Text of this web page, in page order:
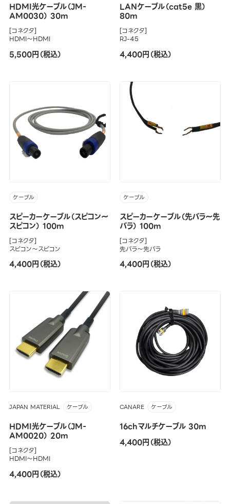
HDMI光ケーブル（JM-
AM0030） 30m
[コネクタ]
HDMI～HDMI
5,500円（税込）
LANケーブル（cat5e 黒）
80m
[コネクタ]
RJ-45
4,400円（税込）
ケーブル
スピーカーケーブル（スピコン～
スピコン） 100m
[コネクタ]
スピコン～スピコン
4,400円（税込）
ケーブル
スピーカーケーブル（先バラ～先
バラ） 100m
[コネクタ]
先バラ～先バラ
4,400円（税込）
JAPAN MATERIAL ケーブル
HDMI光ケーブル（JM-
AM0020） 20m
[コネクタ]
HDMI～HDMI
4,400円（税込）
CANARE ケーブル
16chマルチケーブル 30m
4,400円（税込）